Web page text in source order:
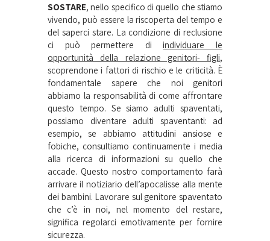
SOSTARE, nello specifico di quello che stiamo
vivendo, può essere la riscoperta del tempo e
del saperci stare. La condizione di reclusione
ci può permettere diindividuare le
opportunità della relazione genitori- figli,
scoprendone i fattori di rischio e le criticità. È
fondamentale sapere che noi genitori
abbiamo la responsabilità di come affrontare
questo tempo. Se siamo adulti spaventati,
possiamo diventare adulti spaventanti: ad
esempio, se abbiamo attitudini ansiose e
fobiche, consultiamo continuamente i media
alla ricerca di informazioni su quello che
accade. Questo nostro comportamento farà
arrivare il notiziario dell’apocalisse alla mente
dei bambini. Lavorare sul genitore spaventato
che c’è in noi, nel momento del restare,
significa regolarci emotivamente per fornire
sicurezza.